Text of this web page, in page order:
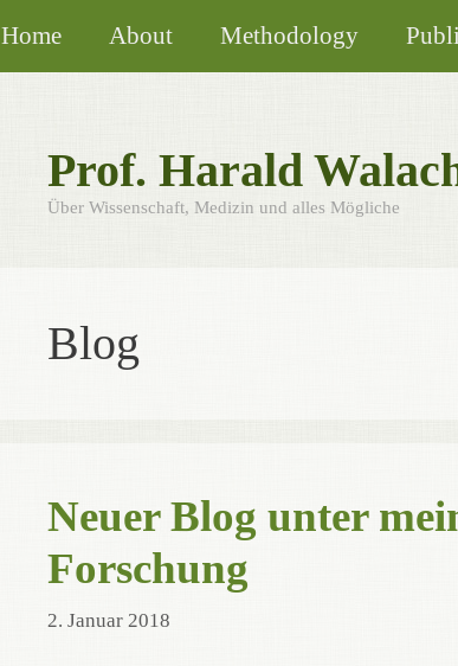
to
content
Home About Methodology
Prof. Harald
Über Wissenschaft, Medizin und alles Mögliche
Blog
Neuer Blog unter
Forschung
2. Januar 2018